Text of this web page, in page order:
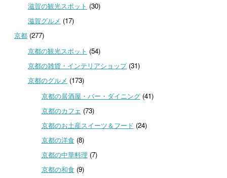
滋賀の観光スポット (30)
滋賀グルメ (17)
京都 (277)
京都の観光スポット (54)
京都の雑貨・インテリアショップ(31)
京都のグルメ (173)
京都の居酒屋・バー・ダイニング(41)
京都のカフェ (73)
京都のお土産スイーツ＆フード (24)
京都の洋食 (8)
京都の中華料理 (7)
京都の和食 (9)